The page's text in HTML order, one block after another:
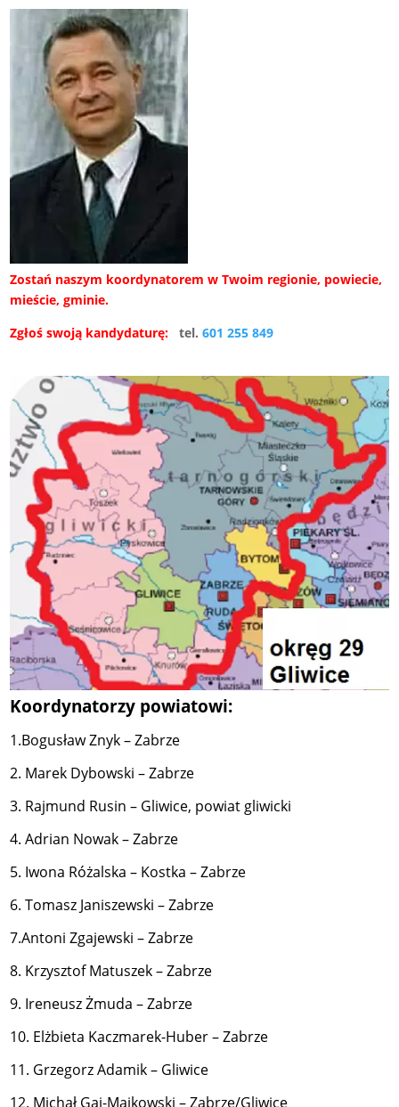
Zostań naszym koordynatorem w Twoim regionie, powiecie,
mieście, gminie.
Zgłoś swoją kandydaturę:
tel.601 255 849
Koordynatorzy powiatowi:
1.Bogusław Znyk – Zabrze
2. Marek Dybowski – Zabrze
3. Rajmund Rusin – Gliwice, powiat gliwicki
4. Adrian Nowak – Zabrze
5. Iwona Różalska – Kostka – Zabrze
6. Tomasz Janiszewski – Zabrze
7.Antoni Zgajewski – Zabrze
8. Krzysztof Matuszek – Zabrze
9. Ireneusz Żmuda – Zabrze
10. Elżbieta Kaczmarek-Huber – Zabrze
11. Grzegorz Adamik – Gliwice
12. Michał Gaj-Majkowski – Zabrze/Gliwice